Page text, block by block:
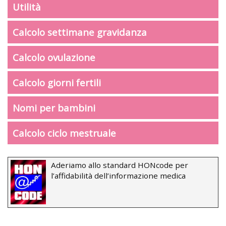
Utilità
Calcolo settimane gravidanza
Calcolo ovulazione
Calcolo giorni fertili
Nomi per bambini
Calcolo ciclo mestruale
Aderiamo allo standard HONcode per
l’affidabilità dell’informazione medica